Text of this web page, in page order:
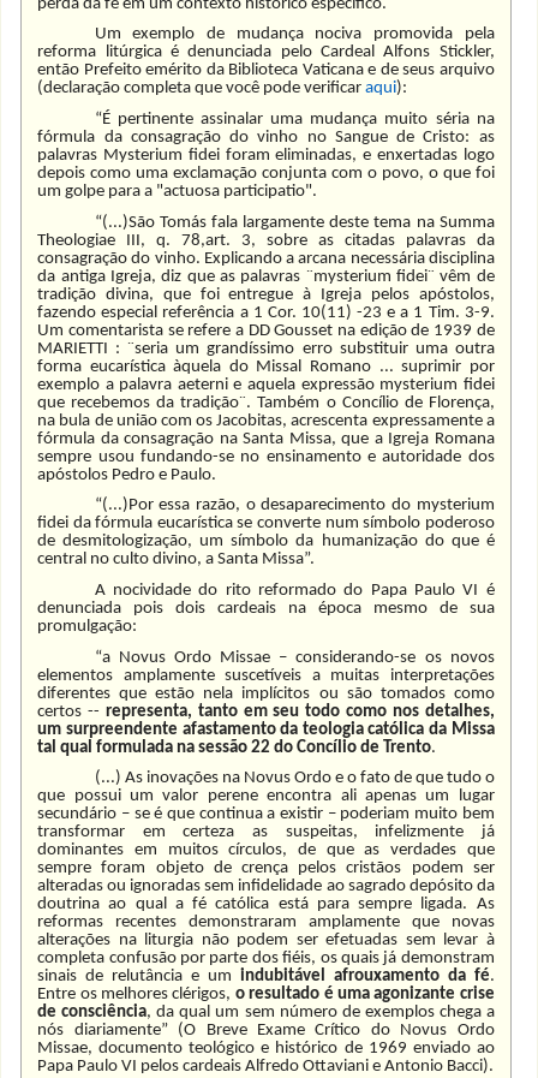
perda da fé em um contexto histórico específico.
Um exemplo de mudança nociva promovida pela
reforma litúrgica é denunciada pelo Cardeal Alfons Stickler,
então Prefeito emérito da Biblioteca Vaticana e de seus arquivo
(declaração completa que você pode verificaraqui):
“É pertinente assinalar uma mudança muito séria na
fórmula da consagração do vinho no Sangue de Cristo: as
palavras Mysterium fidei foram eliminadas, e enxertadas logo
depois como uma exclamação conjunta com o povo, o que foi
um golpe para a "actuosa participatio".
“(...)São Tomás fala largamente deste tema na Summa
Theologiae III, q. 78,art. 3, sobre as citadas palavras da
consagração do vinho. Explicando a arcana necessária disciplina
da antiga Igreja, diz que as palavras ¨mysterium fidei¨ vêm de
tradição divina, que foi entregue à Igreja pelos apóstolos,
fazendo especial referência a 1 Cor. 10(11) -23 e a 1 Tim. 3-9.
Um comentarista se refere a DD Gousset na edição de 1939 de
MARIETTI : ¨seria um grandíssimo erro substituir uma outra
forma eucarística àquela do Missal Romano ... suprimir por
exemplo a palavra aeterni e aquela expressão mysterium fidei
que recebemos da tradição¨. Também o Concílio de Florença,
na bula de união com os Jacobitas, acrescenta expressamente a
fórmula da consagração na Santa Missa, que a Igreja Romana
sempre usou fundando-se no ensinamento e autoridade dos
apóstolos Pedro e Paulo.
“(...)Por essa razão, o desaparecimento do mysterium
fidei da fórmula eucarística se converte num símbolo poderoso
de desmitologização, um símbolo da humanização do que é
central no culto divino, a Santa Missa”.
A nocividade do rito reformado do Papa Paulo VI é
denunciada pois dois cardeais na época mesmo de sua
promulgação:
“a Novus Ordo Missae – considerando-se os novos
elementos amplamente suscetíveis a muitas interpretações
diferentes que estão nela implícitos ou são tomados como
certos -- representa, tanto em seu todo como nos detalhes,
um surpreendente afastamento da teologia católica da Missa
tal qual formulada na sessão 22 do Concílio de Trento.
(...) As inovações na Novus Ordo e o fato de que tudo o
que possui um valor perene encontra ali apenas um lugar
secundário – se é que continua a existir – poderiam muito bem
transformar em certeza as suspeitas, infelizmente já
dominantes em muitos círculos, de que as verdades que
sempre foram objeto de crença pelos cristãos podem ser
alteradas ou ignoradas sem infidelidade ao sagrado depósito da
doutrina ao qual a fé católica está para sempre ligada. As
reformas recentes demonstraram amplamente que novas
alterações na liturgia não podem ser efetuadas sem levar à
completa confusão por parte dos fiéis, os quais já demonstram
sinais de relutância e um indubitável afrouxamento da fé.
Entre os melhores clérigos, o resultado é uma agonizante crise
de consciência, da qual um sem número de exemplos chega a
nós diariamente” (O Breve Exame Crítico do Novus Ordo
Missae, documento teológico e histórico de 1969 enviado ao
Papa Paulo VI pelos cardeais Alfredo Ottaviani e Antonio Bacci).